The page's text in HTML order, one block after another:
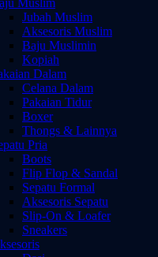
Muslim
Jubah Muslim
Aksesoris Muslim
Baju Muslimin
Kopiah
Dalam
Celana Dalam
Pakaian Tidur
Boxer
Thongs & Lainnya
Pria
Boots
Flip Flop & Sandal
Sepatu Formal
Aksesoris Sepatu
Slip-On & Loafer
Sneakers